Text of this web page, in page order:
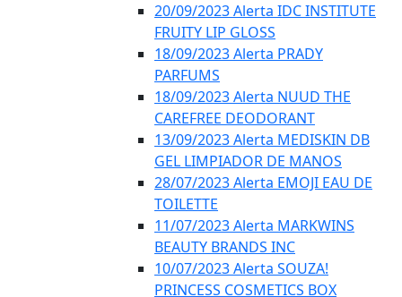
20/09/2023 Alerta IDC INSTITUTE
FRUITY LIP GLOSS
18/09/2023 Alerta PRADY
PARFUMS
18/09/2023 Alerta NUUD THE
CAREFREE DEODORANT
13/09/2023 Alerta MEDISKIN DB
GEL LIMPIADOR DE MANOS
28/07/2023 Alerta EMOJI EAU DE
TOILETTE
11/07/2023 Alerta MARKWINS
BEAUTY BRANDS INC
10/07/2023 Alerta SOUZA!
PRINCESS COSMETICS BOX